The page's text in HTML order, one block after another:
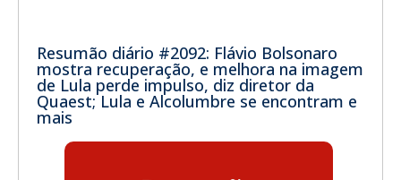
Resumão diário #2092: Flávio Bolsonaro
mostra recuperação, e melhora na imagem
de Lula perde impulso, diz diretor da
Quaest; Lula e Alcolumbre se encontram e
mais